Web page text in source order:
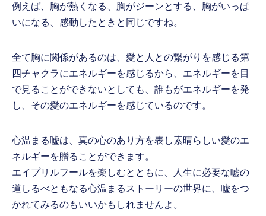
例えば、胸が熱くなる、胸がジーンとする、胸がいっぱ
いになる、感動したときと同じですね。
全て胸に関係があるのは、愛と人との繋がりを感じる第
四チャクラにエネルギーを感じるから、エネルギーを目
で見ることができないとしても、誰もがエネルギーを発
し、その愛のエネルギーを感じているのです。
心温まる嘘は、真の心のあり方を表し素晴らしい愛のエ
ネルギーを贈ることができます。
エイプリルフールを楽しむとともに、人生に必要な嘘の
道しるべともなる心温まるストーリーの世界に、嘘をつ
かれてみるのもいいかもしれませんよ。